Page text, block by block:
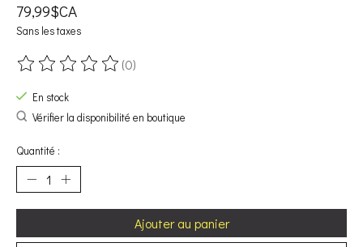
79,99$CA
Sans les taxes
Ce produit est évalué à
(0)
En stock
Vérifier la disponibilité en boutique
Quantité :
Ajouter au panier